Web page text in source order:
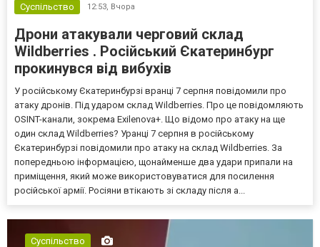
Суспільство 12:53, Вчора
Дрони атакували черговий склад
Wildberries . Російський Єкатеринбург
прокинувся від вибухів
У російському Єкатеринбурзі вранці 7 серпня повідомили про
атаку дронів. Під ударом склад Wildberries. Про це повідомляють
OSINT-канали, зокрема Exilenova+. Що відомо про атаку на ще
один склад Wildberries? Уранці 7 серпня в російському
Єкатеринбурзі повідомили про атаку на склад Wildberries. За
попередньою інформацією, щонайменше два удари припали на
приміщення, який може використовуватися для посилення
російської армії. Росіяни втікають зі складу після а...
Суспільство